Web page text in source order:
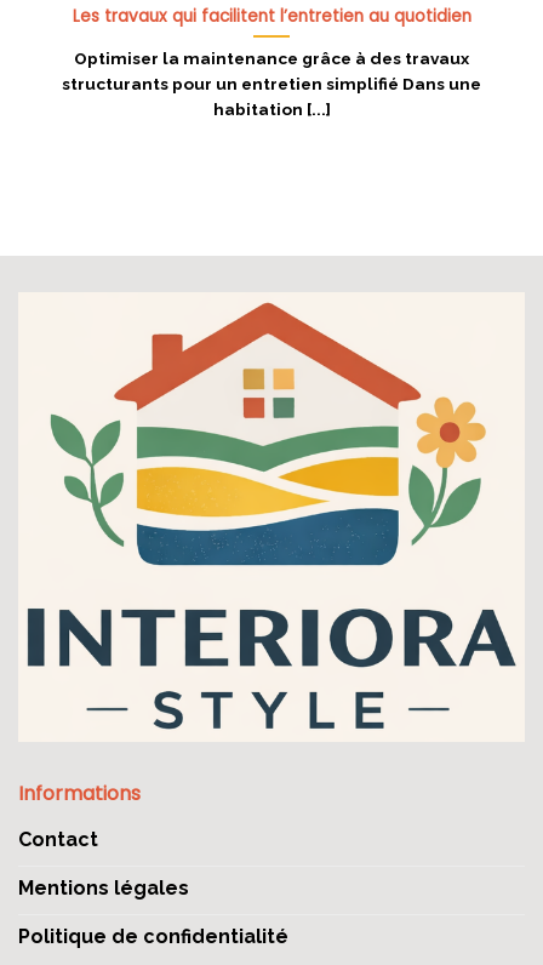
Les travaux qui facilitent l’entretien au quotidien
Optimiser la maintenance grâce à des travaux
structurants pour un entretien simplifié Dans une
habitation [...]
Informations
Contact
Mentions légales
Politique de confidentialité